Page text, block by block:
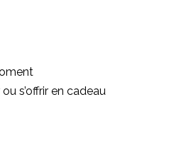
s’offrir en cadeau